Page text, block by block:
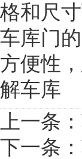
格和尺
车库门
方便性
解车库
上一条：
下一条：